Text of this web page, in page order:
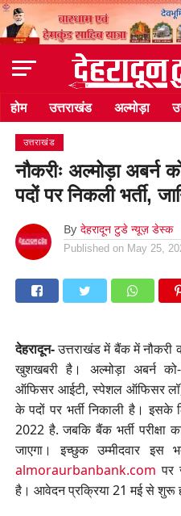
होम उत्तराखंड अल्मोड़ा
उत्तराखंड
नौकरीः अल्मोड़ा
पदों पर निकली भर्ती,
By देहरादून टुडे न्यूज़ डेस्क
Published on May 25,
देहरादून-उत्तराखंड में बैंक में
खुशखबरी है। अल्मोड़ा अबर्न
ऑफिसर आईटी, स्पेशल ऑफिसर
के पदों पर भर्ती निकाली है।
2022 है. जबकि बैंक भर्ती
जाएगा। इच्छुक उम्मीदवार इस
almoraurbanbank.com पर
है। आवेदन प्रक्रिया 21 मई से शुरू